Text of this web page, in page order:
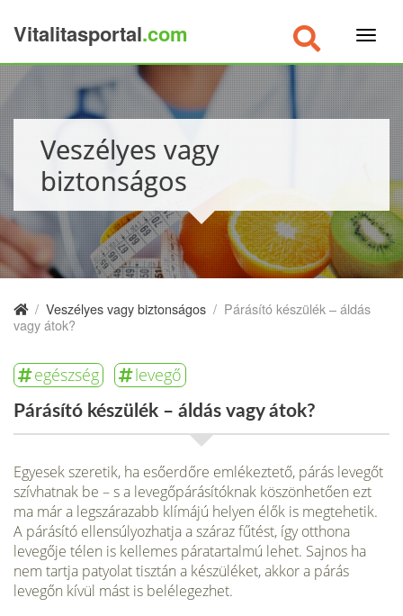
Vitalitasportal.com
Veszélyes vagy
biztonságos
/ Veszélyes vagy biztonságos / Párásító készülék – áldás
vagy átok?
egészség levegő
Párásító készülék – áldás vagy átok?
Egyesek szeretik, ha esőerdőre emlékeztető, párás levegőt
szívhatnak be – s a levegőpárásítóknak köszönhetően ezt
ma már a legszárazabb klímájú helyen élők is megtehetik.
A párásító ellensúlyozhatja a száraz fűtést, így otthona
levegője télen is kellemes páratartalmú lehet. Sajnos ha
nem tartja patyolat tisztán a készüléket, akkor a párás
levegőn kívül mást is belélegezhet.
×